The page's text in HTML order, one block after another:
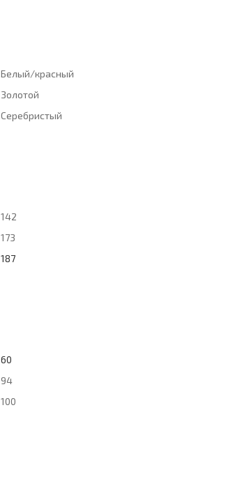
Белый/красный
Золотой
Серебристый
142
173
187
60
94
100